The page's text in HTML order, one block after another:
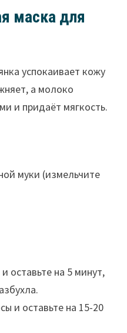
маска для
успокаивает кожу
а молоко
и придаёт мягкость.
муки (измельчите
оставьте на 5 минут,
и оставьте на 15-20